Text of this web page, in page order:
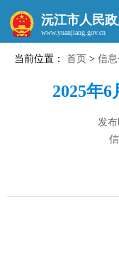
沅江市人民
当前位置： 首页 > 信
2025年
发布